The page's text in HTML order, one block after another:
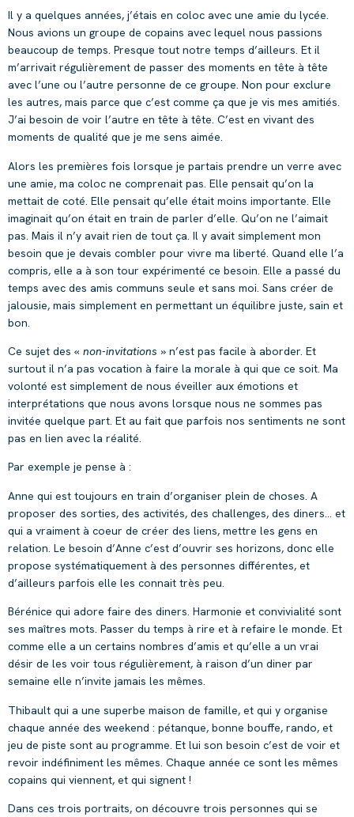
Il y a quelques années, j’étais en coloc avec une amie du lycée.
Nous avions un groupe de copains avec lequel nous passions
beaucoup de temps. Presque tout notre temps d’ailleurs. Et il
m’arrivait régulièrement de passer des moments en tête à tête
avec l’une ou l’autre personne de ce groupe. Non pour exclure
les autres, mais parce que c’est comme ça que je vis mes amitiés.
J’ai besoin de voir l’autre en tête à tête. C’est en vivant des
moments de qualité que je me sens aimée.
Alors les premières fois lorsque je partais prendre un verre avec
une amie, ma coloc ne comprenait pas. Elle pensait qu’on la
mettait de coté. Elle pensait qu’elle était moins importante. Elle
imaginait qu’on était en train de parler d’elle. Qu’on ne l’aimait
pas. Mais il n’y avait rien de tout ça. Il y avait simplement mon
besoin que je devais combler pour vivre ma liberté. Quand elle l’a
compris, elle a à son tour expérimenté ce besoin. Elle a passé du
temps avec des amis communs seule et sans moi. Sans créer de
jalousie, mais simplement en permettant un équilibre juste, sain et
bon.
Ce sujet des « non-invitations » n’est pas facile à aborder. Et
surtout il n’a pas vocation à faire la morale à qui que ce soit. Ma
volonté est simplement de nous éveiller aux émotions et
interprétations que nous avons lorsque nous ne sommes pas
invitée quelque part. Et au fait que parfois nos sentiments ne sont
pas en lien avec la réalité.
Par exemple je pense à :
Anne qui est toujours en train d’organiser plein de choses. A
proposer des sorties, des activités, des challenges, des diners… et
qui a vraiment à coeur de créer des liens, mettre les gens en
relation. Le besoin d’Anne c’est d’ouvrir ses horizons, donc elle
propose systématiquement à des personnes différentes, et
d’ailleurs parfois elle les connait très peu.
Bérénice qui adore faire des diners. Harmonie et convivialité sont
ses maîtres mots. Passer du temps à rire et à refaire le monde. Et
comme elle a un certains nombres d’amis et qu’elle a un vrai
désir de les voir tous régulièrement, à raison d’un diner par
semaine elle n’invite jamais les mêmes.
Thibault qui a une superbe maison de famille, et qui y organise
chaque année des weekend : pétanque, bonne bouffe, rando, et
jeu de piste sont au programme. Et lui son besoin c’est de voir et
revoir indéfiniment les mêmes. Chaque année ce sont les mêmes
copains qui viennent, et qui signent !
Dans ces trois portraits, on découvre trois personnes qui se